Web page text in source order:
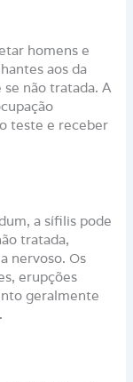
homens e
aos da
não tratada. A
teste e receber
a sífilis pode
tratada,
nervoso. Os
erupções
geralmente